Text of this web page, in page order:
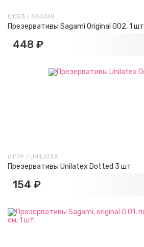
01153 / SAGAMI
Презервативы Sagami Original 002, 1 шт
448 ₽
01179 / UNILATEX
Презервативы Unilatex Dotted 3 шт
154 ₽